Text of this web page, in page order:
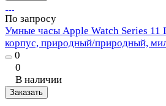
По запросу
Умные часы Apple Watch Series 11
корпус, природный/природный,
0
0
В наличии
Заказать